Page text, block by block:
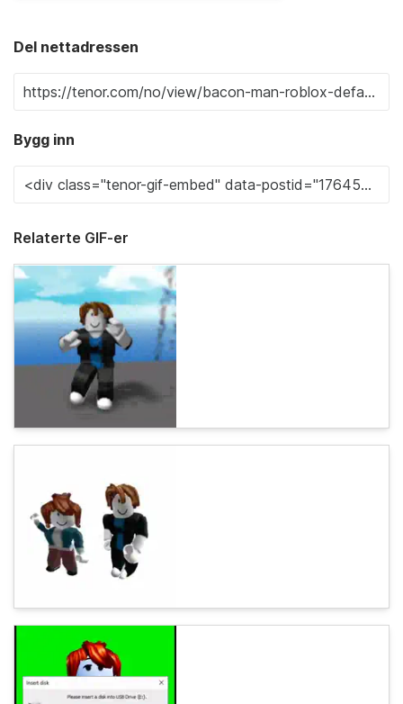
Del nettadressen
Bygg inn
Relaterte GIF-er